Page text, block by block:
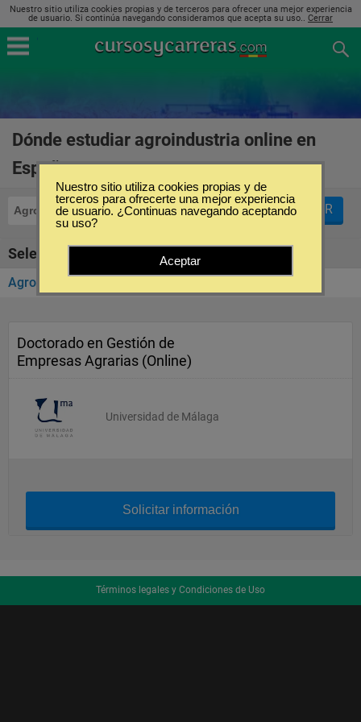
Nuestro sitio utiliza cookies propias y de terceros para ofrecer una mejor experiencia
de usuario. Si continúa navegando consideramos que acepta su uso.. Cerrar
Dónde estudiar agroindustria online en
España
Agroindustria Online FILTRAR
Seleccione la SubCategoría de "Agroindustria"
Agronegocios
Doctorado en Gestión de
Empresas Agrarias (Online)
Universidad de Málaga
Solicitar información
Términos legales y Condiciones de Uso
Nuestro sitio utiliza cookies propias y de
terceros para ofrecerte una mejor experiencia
de usuario. ¿Continuas navegando aceptando
su uso?
Aceptar